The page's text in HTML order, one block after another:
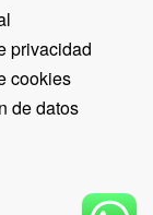
privacidad
cookies
de datos